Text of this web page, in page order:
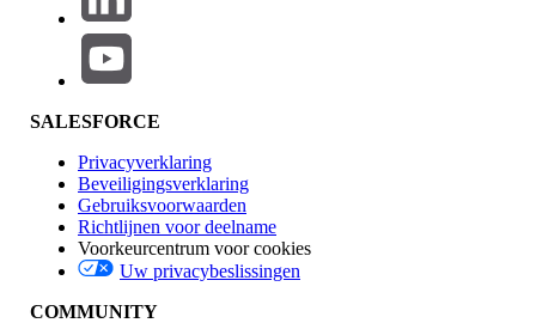
Invloed op functies
Edition
SALESFORCE
Privacyverklaring
Beveiligingsverklaring
Gebruiksvoorwaarden
Richtlijnen voor deelname
Voorkeurcentrum voor cookies
Uw privacybeslissingen
COMMUNITY